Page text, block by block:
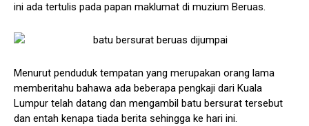
ini ada tertulis pada papan maklumat di muzium Beruas.
Menurut penduduk tempatan yang merupakan orang lama
memberitahu bahawa ada beberapa pengkaji dari Kuala
Lumpur telah datang dan mengambil batu bersurat tersebut
dan entah kenapa tiada berita sehingga ke hari ini.